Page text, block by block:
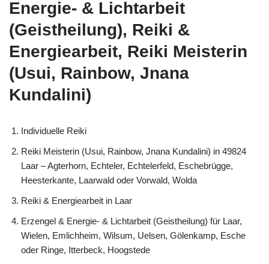
Energie- & Lichtarbeit
(Geistheilung), Reiki &
Energiearbeit, Reiki Meisterin
(Usui, Rainbow, Jnana
Kundalini)
Individuelle Reiki
Reiki Meisterin (Usui, Rainbow, Jnana Kundalini) in 49824
Laar – Agterhorn, Echteler, Echtelerfeld, Eschebrügge,
Heesterkante, Laarwald oder Vorwald, Wolda
Reiki & Energiearbeit in Laar
Erzengel & Energie- & Lichtarbeit (Geistheilung) für Laar,
Wielen, Emlichheim, Wilsum, Uelsen, Gölenkamp, Esche
oder Ringe, Itterbeck, Hoogstede